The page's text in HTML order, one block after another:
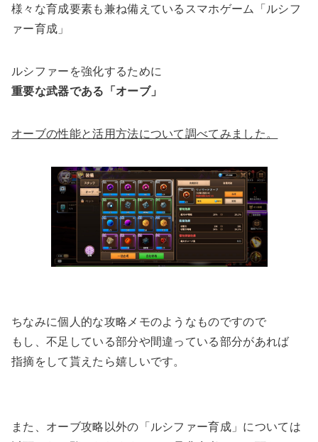
様々な育成要素も兼ね備えているスマホゲーム「ルシフ
ァー育成」
ルシファーを強化するために
重要な武器である「オーブ」
オーブの性能と活用方法について調べてみました。
ちなみに個人的な攻略メモのようなものですので
もし、不足している部分や間違っている部分があれば
指摘をして貰えたら嬉しいです。
また、オーブ攻略以外の「ルシファー育成」については